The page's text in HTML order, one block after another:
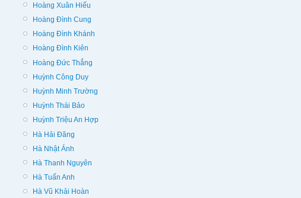
Hoàng Xuân Hiếu
Hoàng Đình Cung
Hoàng Đình Khánh
Hoàng Đình Kiên
Hoàng Đức Thắng
Huỳnh Công Duy
Huỳnh Minh Trường
Huỳnh Thái Bảo
Huỳnh Triệu An Hợp
Hà Hải Đăng
Hà Nhật Ánh
Hà Thanh Nguyên
Hà Tuấn Anh
Hà Vũ Khải Hoàn